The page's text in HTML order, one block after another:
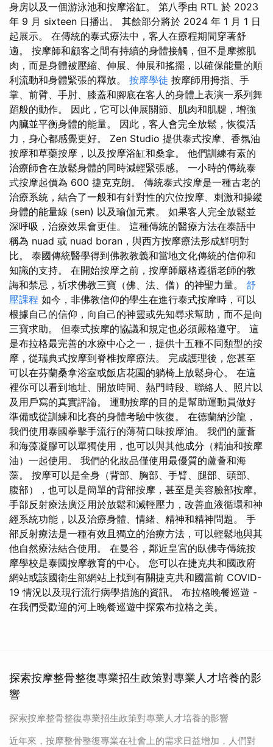
身房以及一個游泳池和按摩浴缸。 第八季由 RTL 於 2023
年 9 月 sixteen 日播出。 其餘部分將於 2024 年 1 月 1 日
起展示。 在傳統的泰式療法中，客人在療程期間穿著舒
適。 按摩師和顧客之間有持續的身體接觸，但不是摩擦肌
肉，而是身體被壓縮、伸展、伸展和搖擺，以確保能量的順
利流動和身體緊張的釋放。 按摩學徒 按摩師用拇指、手
掌、前臂、手肘、膝蓋和腳底在客人的身體上表演一系列舞
蹈般的動作。 因此，它可以伸展關節、肌肉和肌腱，增強
內臟並平衡身體的能量。 因此，客人會完全放鬆，恢復活
力，身心都感覺更好。 Zen Studio 提供泰式按摩、香氛油
按摩和草藥按摩，以及按摩浴缸和桑拿。 他們訓練有素的
治療師會在放鬆身體的同時減輕緊張感。 一小時的傳統泰
式按摩起價為 600 捷克克朗。 傳統泰式按摩是一種古老的
治療系統，結合了一般和有針對性的穴位按摩、刺激和操縱
身體的能量線 (sen) 以及瑜伽元素。 如果客人完全放鬆並
深呼吸，治療效果會更佳。 這種傳統的醫療方法在泰語中
稱為 nuad 或 nuad boran，與西方按摩療法形成鮮明對
比。 泰國傳統醫學得到佛教教義和當地文化傳統的信仰和
知識的支持。 在開始按摩之前，按摩師嚴格遵循老師的教
誨和禁忌，祈求佛教三寶（佛、法、僧）的神聖力量。 舒
壓課程 如今，非佛教信仰的學生在進行泰式按摩時，可以
根據自己的信仰，向自己的神靈或先知尋求幫助，而不是向
三寶求助。 但泰式按摩的協議和規定也必須嚴格遵守。 這
是布拉格最完善的水療中心之一，提供十五種不同類型的按
摩，從瑞典式按摩到脊椎按摩療法。 完成護理後，您甚至
可以在芬蘭桑拿浴室或飯店花園的躺椅上放鬆身心。 在這
裡你可以看到地址、開放時間、熱門時段、聯絡人、照片以
及用戶寫的真實評論。 運動按摩的目的是幫助運動員做好
準備或從訓練和比賽的身體考驗中恢復。 在德蘭納沙龍，
我們使用泰國拳擊手流行的薄荷口味按摩油。 我們的蘆薈
和海藻凝膠可以單獨使用，也可以與其他成分（精油和按摩
油）一起使用。 我們的化妝品僅使用最優質的蘆薈和海
藻。 按摩可以是全身（背部、胸部、手臂、腿部、頭部、
腹部），也可以是簡單的背部按摩，甚至是美容臉部按摩。
手部反射療法廣泛用於放鬆和減輕壓力，改善血液循環和神
經系統功能，以及治療身體、情緒、精神和精神問題。 手
部反射療法是一種有效且獨立的治療方法，可以輕鬆地與其
他自然療法結合使用。 在曼谷，鄰近皇宮的臥佛寺傳統按
摩學校是泰國按摩教育的中心。 您可以在捷克共和國政府
網站或該國衛生部網站上找到有關捷克共和國當前 COVID-
19 情況以及現行流行病學措施的資訊。 布拉格晚餐巡遊 -
在我們受歡迎的河上晚餐巡遊中探索布拉格之美。
探索按摩整骨整復專業招生政策對專業人才培養的影
響
探索按摩整骨整復專業招生政策對專業人才培養的影響
近年來，按摩整骨整復專業在社會上的需求日益增加，人們對